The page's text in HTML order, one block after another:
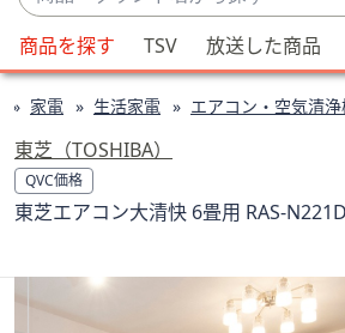
品・
ブ
ラ
ン
名
か
ら
す
候
補
利
用
可
能
商品を探す TSV 放送した商品
家電 生活家電 エアコン・空気清
東芝（TOSHIBA）
QVC価格
東芝エアコン大清快 6畳用 RAS-